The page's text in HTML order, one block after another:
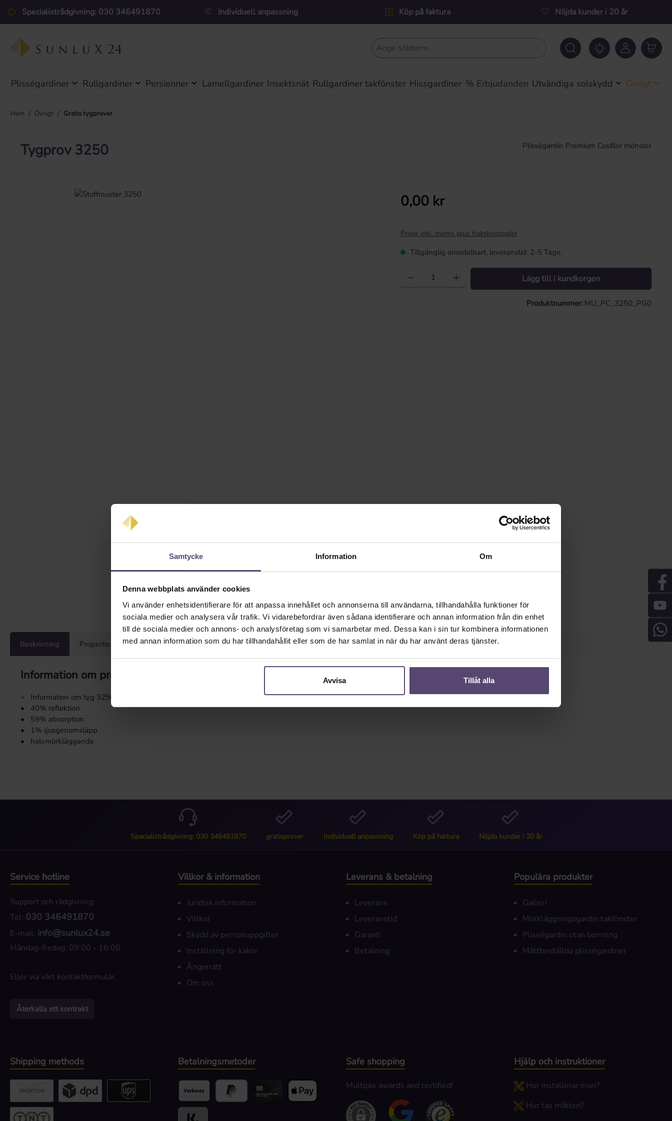
Samtycke Information Om
Denna webbplats använder cookies
Vi använder enhetsidentifierare för att anpassa innehållet och annonserna till användarna, tillhandahålla funktioner för
sociala medier och analysera vår trafik. Vi vidarebefordrar även sådana identifierare och annan information från din enhet
till de sociala medier och annons- och analysföretag som vi samarbetar med. Dessa kan i sin tur kombinera informationen
med annan information som du har tillhandahållit eller som de har samlat in när du har använt deras tjänster.
Avvisa Tillåt alla
till huvudinnehåll
Hoppa till sökning
Hoppa till huvudnavigering
Specialistrådgivning: 030 346491870 Individuell anpassning Köp på faktura Nöjda kunder i 20 år
Plisségardiner Rullgardiner Persienner Lamellgardiner Insektsnät Rullgardiner takfönster Hissgardiner % Erbjudanden Utvändiga solskydd Övrigt
Hem / Övrigt / Gratis tygprover
Tygprov 3250 Plisségardin Premium Cosiflor mönster
Hoppa över bildgalleri Ordinarie pris:
0,00 kr
Priser inkl. moms plus fraktkostnader
Tillgänglig omedelbart, leveranstid: 2-5 Tage.
Produktkvantitet: Ange önskat värde eller använd knapparna för att öka eller minska
Lägg till i kundkorgen
Produktnummer: MU_PC_3250_PG0
Beskrivning Properties Recensioner
Information om produkten "Tygprov 3250"
•
Information om tyg 3250:
•
40% reflektion
•
59% absorption
•
1% ljusgenomsläpp
•
halvmörkläggande
Specialistrådgivning: 030 346491870 gratisprover Individuell anpassning Köp på faktura Nöjda kunder i 20 år
Service hotline
Support och rådgivning:
Tel: 030 346491870
E-mail: info@sunlux24.se
Måndag-fredag: 09:00 - 16:00
Eller via vårt kontaktformulär.
Återkalla ett kontrakt
Villkor & information
Juridisk information
Villkor
Skydd av personuppgifter
Inställning för kakor
Ångerrätt
Om oss
Leverans & betalning
Leverans
Leveranstid
Garanti
Betalning
Populära produkter
Galleri
Mörkläggningsgardin takfönster
Plisségardin utan borrning
Måttbeställda plisségardiner
Betalningsmetoder
Förskottsbetalning
Shipping methods
Custom image 2
Safe shopping
Multiple awards and certified!
Hjälp och instruktioner
Hur installerar man?
Hur tas måtten?